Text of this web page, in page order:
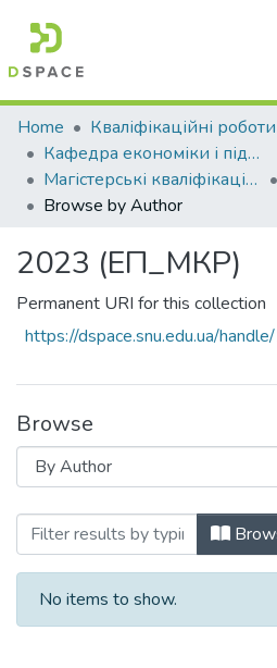
Communities & Collections
All of DSpace
Home
Кафедра економіки і підприємництва (ЕП)
Магістерські кваліфікаційні роботи
Browse by Author
2023 (ЕП_МКР)
Permanent URI for this collection
https://dspace.snu.edu.ua/
Browse
Browsing 2023
No items to show.